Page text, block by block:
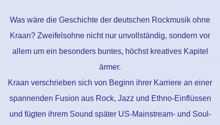
Was wäre die Geschichte der deutschen Rockmusik ohne
Kraan? Zweifelsohne nicht nur unvollständig, sondern vor
allem um ein besonders buntes, höchst kreatives Kapitel
ärmer.
Kraan verschrieben sich von Beginn ihrer Karriere an einer
spannenden Fusion aus Rock, Jazz und Ethno-Einflüssen
und fügten ihrem Sound später US-Mainstream- und Soul-